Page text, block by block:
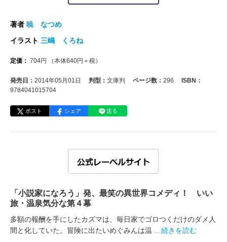
著者 暁 なつめ
イラスト 三嶋 くろね
定価： 704円 （本体640円＋税）
発売日： 2014年05月01日 判型： 文庫判 ページ数： 296
ISBN：
9784041015704
ポスト シェア 送る
「小説家になろう」発、最笑の異世界コメディ！ いい
旅・温泉気分な第４幕
多額の報酬を手にしたカズマは、毎日家でゴロつくだけのダメ人
間と化していた。冒険に出たいめぐみんは温
…続きを読む